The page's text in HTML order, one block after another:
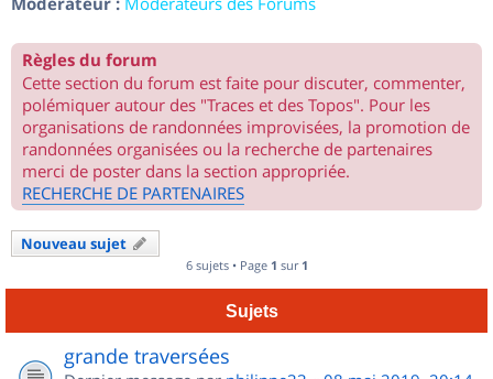
Règles du forum
Cette section du forum est faite pour discuter, commenter,
polémiquer autour des "Traces et des Topos". Pour les
organisations de randonnées improvisées, la promotion de
randonnées organisées ou la recherche de partenaires
merci de poster dans la section appropriée.
RECHERCHE DE PARTENAIRES
Nouveau sujet
6 sujets • Page 1 sur 1
Sujets
grande traversées